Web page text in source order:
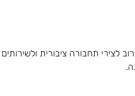
לצירי תחבורה ציבורית